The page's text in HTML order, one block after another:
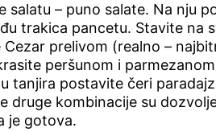
salatu – puno salate. Na nju
trakica pancetu. Stavite na
prelivom (realno –
peršunom i
tanjira postavite čeri
druge kombinacije su
je gotova.